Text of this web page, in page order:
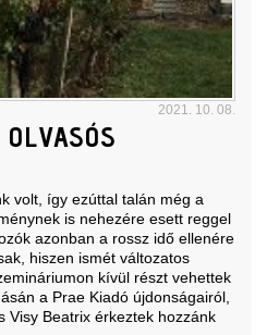
2021. 10. 08.
volt, így ezúttal talán még a
is nehezére esett reggel
azonban a rossz idő ellenére
hiszen ismét változatos
kívül részt vehettek
a Prae Kiadó újdonságairól,
Visy Beatrix érkeztek hozzánk